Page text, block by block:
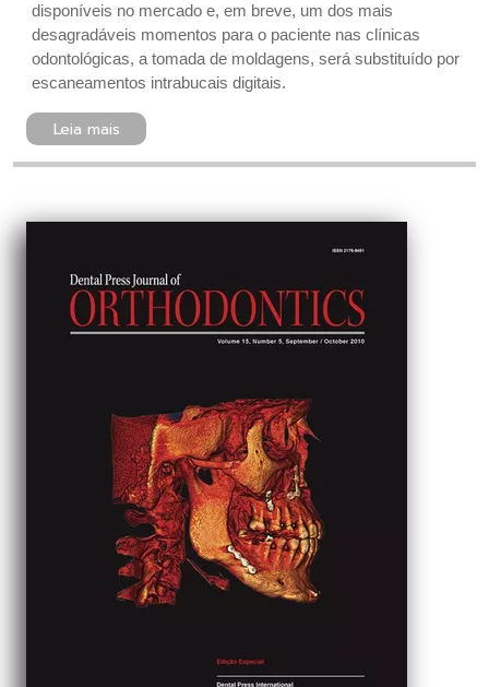
disponíveis no mercado e, em breve, um dos mais
desagradáveis momentos para o paciente nas clínicas
odontológicas, a tomada de moldagens, será substituído por
escaneamentos intrabucais digitais.
Leia mais